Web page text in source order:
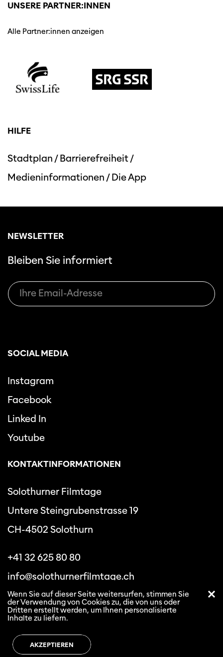
UNSERE PARTNER:INNEN
Alle Partner:innen anzeigen
HILFE
Stadtplan /Barrierefreiheit/
Medieninformationen /Die App
NEWSLETTER
Bleiben Sie informiert
SOCIAL MEDIA
Instagram
Facebook
Linked In
Youtube
KONTAKTINFORMATIONEN
Solothurner Filmtage
Untere Steingrubenstrasse 19
CH-4502 Solothurn
+41 32 625 80 80
info@solothurnerfilmtage.ch
Datenschutzbestimmungen
Solothurner Filmtage © 2026. All rights reserved.
Wenn Sie auf dieser Seite weitersurfen, stimmen Sie
der Verwendung von Cookies zu, die von uns oder
Dritten erstellt werden, um Ihnen personalisierte
Inhalte zu liefern.
AKZEPTIEREN